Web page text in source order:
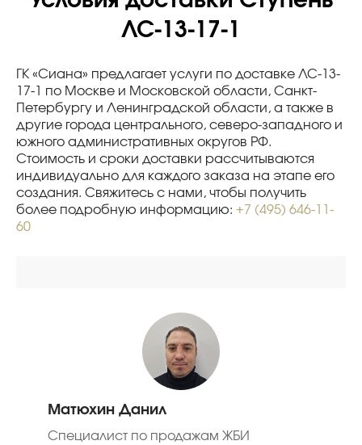
ЛС-13-17-1
ГК «Сиана» предлагает услуги по доставке ЛС-13-
17-1 по Москве и Московской области, Санкт-
Петербургу и Ленинградской области, а также в
другие города центрального, северо-западного и
южного административных округов РФ.
Стоимость и сроки доставки рассчитываются
индивидуально для каждого заказа на этапе его
создания. Свяжитесь с нами, чтобы получить
более подробную информацию: +7 (495) 646-11-
60
Матюхин Данил
Специалист по продажам ЖБИ